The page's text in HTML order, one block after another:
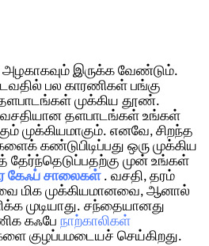
இருக்க வேண்டும்.
பல காரணிகள் பங்கு
முக்கிய தூண்.
வசதியான தளபாடங்கள் உங்கள்
முக்கியமாகும். எனவே, சிறந்த
கண்டுபிடிப்பது ஒரு முக்கிய
தேர்ந்தெடுப்பதற்கு முன் உங்கள்
கேஃப் சாலைகள் . வசதி, தரம்
மிக முக்கியமானவை, ஆனால்
முடியாது. சந்தையானது
கஃபே நாற்காலிகள்
குழப்பமடையச் செய்கிறது.